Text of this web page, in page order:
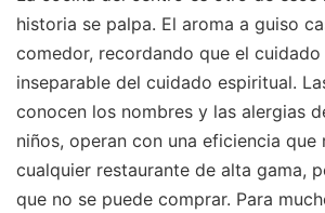
historia se palpa. El aroma a guiso
comedor, recordando que el
inseparable del cuidado espiritual.
conocen los nombres y las alergias
niños, operan con una eficiencia que
cualquier restaurante de alta gama,
que no se puede comprar. Para